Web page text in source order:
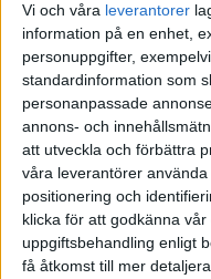
Vi och våra leverantorer
information på en enhet,
personuppgifter,
standardinformation som
personanpassade
annons- och
att utveckla och förbättra
våra leverantörer
positionering och
klicka för att godkänna
uppgiftsbehandling enligt
få åtkomst till mer
entreprenörskap,
Tillsammans driver
Vision Takeoff och
kultur som hävstång
författare och flitigt
workshopledare.
Ladda ned som
Lyssna online Ladda